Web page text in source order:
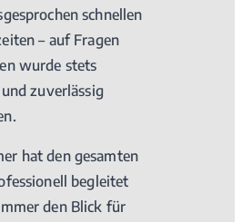
schnellen
– auf Fragen
wurde stets
zuverlässig
hat den gesamten
begleitet
den Blick für